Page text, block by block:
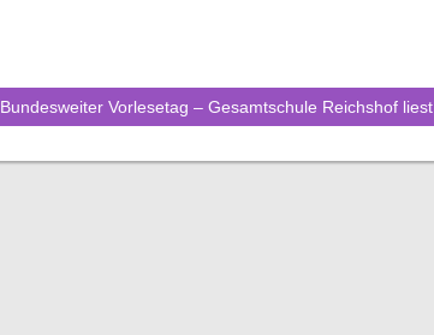
Nächster
Bundesweiter Vorlesetag – Gesamtschule Reichshof liest